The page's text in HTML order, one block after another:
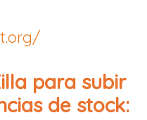
para subir
de stock: